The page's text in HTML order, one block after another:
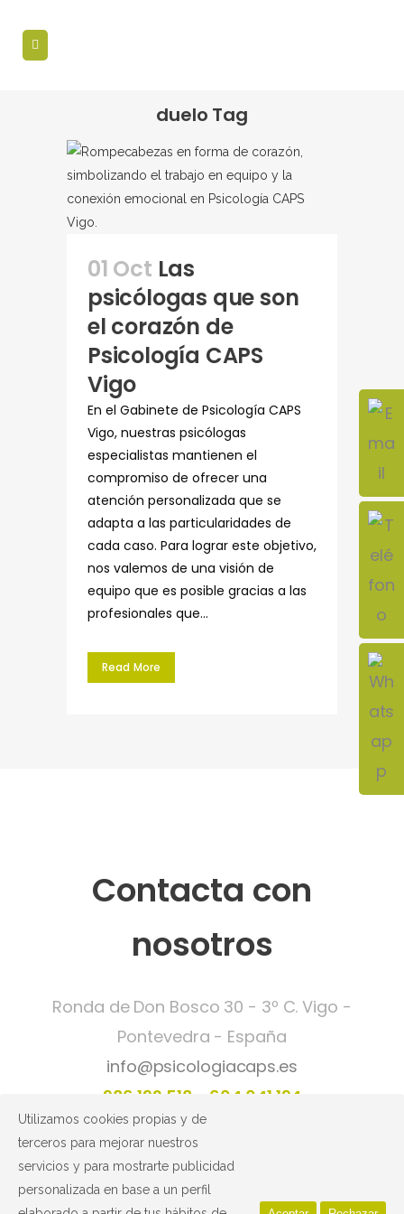
duelo Tag
01 Oct Las
psicólogas que son
el corazón de
Psicología CAPS
Vigo
En el Gabinete de Psicología CAPS
Vigo, nuestras psicólogas
especialistas mantienen el
compromiso de ofrecer una
atención personalizada que se
adapta a las particularidades de
cada caso. Para lograr este objetivo,
nos valemos de una visión de
equipo que es posible gracias a las
profesionales que...
Read More
Contacta con
nosotros
Ronda de Don Bosco 30 - 3º C. Vigo -
Pontevedra - España
info@psicologiacaps.es
986 192 518
604 041 194
Política de privacidad y Aviso legal
Nº de Registro Sanitario:
Utilizamos cookies propias y de
terceros para mejorar nuestros
servicios y para mostrarte publicidad
personalizada en base a un perfil